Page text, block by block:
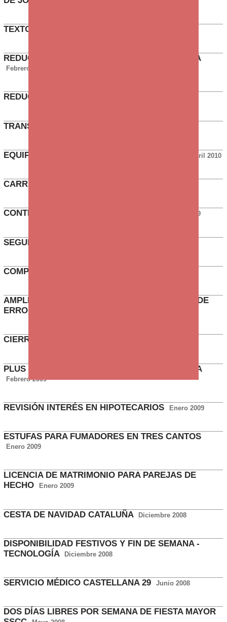
TEXTO CALENDARIO LABORAL
REDUCCIÓN DE JORNADA BANCA TELEFÓNICA
Febrero 2012
REDUCCIÓN DE JORNADA
TRANSMISIÓN DE GNEIS
EQUIPO VOLANTE - PLUS SUBDIRECTORES Abril 2010
CARRERA PROFESIONAL BÁSICA
CONTRATOS DE MEDIA JORNADA Septiembre 2009
SEGURO DE VIDA EN ANTICIPOS
COMPENSACIÓN SERVICIO ACUDA
AMPLIACIÓN DEL DESCUBIERTO EN EL CASO DE
ERROR EN LA NÓMINA
CIERRE DE OFICINAS EN AGOSTO
PLUS DEDICACIÓN Y REDUCCIÓN DE JORNADA
Febrero 2009
REVISIÓN INTERÉS EN HIPOTECARIOS Enero 2009
ESTUFAS PARA FUMADORES EN TRES CANTOS
Enero 2009
LICENCIA DE MATRIMONIO PARA PAREJAS DE
HECHO
Enero 2009
CESTA DE NAVIDAD CATALUÑA Diciembre 2008
DISPONIBILIDAD FESTIVOS Y FIN DE SEMANA -
TECNOLOGÍA
Diciembre 2008
SERVICIO MÉDICO CASTELLANA 29 Junio 2008
DOS DÍAS LIBRES POR SEMANA DE FIESTA MAYOR